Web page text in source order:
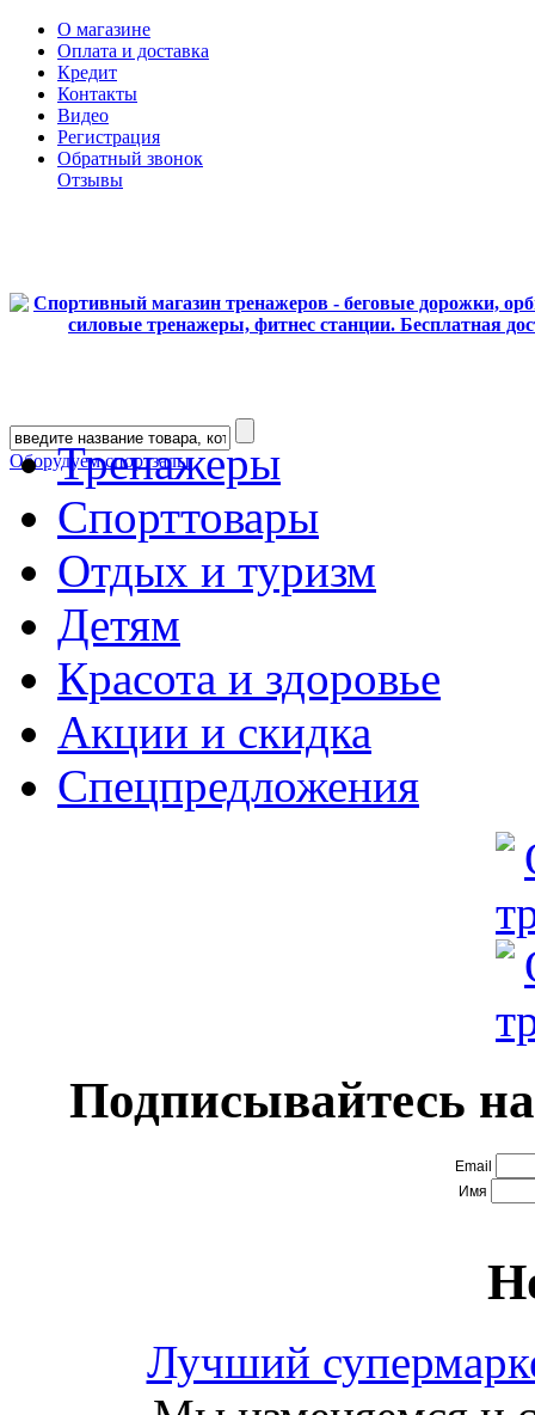
О магазине
Оплата и доставка
Кредит
Контакты
Видео
Регистрация
Обратный звонок
Отзывы
Оборудуем спортзалы
Тренажеры
Спорттовары
Отдых и туризм
Детям
Красота и здоровье
Акции и скидка
Спецпредложения
Подписывайтесь
Email
Имя
Лучший